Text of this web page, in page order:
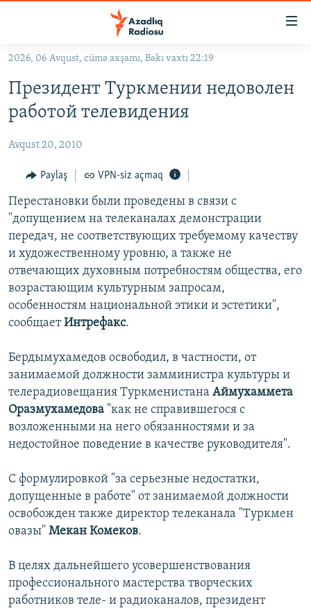
Əsas
qayıt
Əsas
naviqasiyaya
qayıt
#İZAHLA
KORRUPSIOMETR
#ƏSLINDƏ
FƏRQƏ BAX
QANUNI DOĞRU
ARAŞDIRMA
MULTIMEDIA
VIDEO
FOTOQALEREYA
İNFOQRAFIKA
RADIO ARXIV
OXU ZALI
AZƏRBAYCAN ƏDƏBIYYATI KITABXANASI
İZ - MƏDƏNIYYƏT PROQRAMI
HAQQIMIZDA
MISSIYAMIZ
PEŞƏ ETIKASI VƏ JURNALISTIKA STANDARTLARIMIZ
MATERIALLARIMIZDAN ISTIFADƏ
AZADLIQRADIOSU MOBIL TELEFONUNUZDA
BIZIMLƏ ƏLAQƏ
XƏBƏR BÜLLETENLƏRIMIZ
RFE/RL-in bütün saytları
2026, 06 Avqust, cümə axşamı, Bakı vaxtı 22:19
Президент Туркмении недоволен
работой телевидения
Avqust 20, 2010
Paylaş VPN-siz açmaq
Перестановки были проведены в связи с
"допущением на телеканалах демонстрации
передач, не соответствующих требуемому качеству
и художественному уровню, а также не
отвечающих духовным потребностям общества, его
возрастающим культурным запросам,
особенностям национальной этики и эстетики",
сообщаетИнтрефакс.
Бердымухамедов освободил, в частности, от
занимаемой должности замминистра культуры и
телерадиовещания Туркменистана Аймухаммета
Оразмухамедова "как не справившегося с
возложенными на него обязанностями и за
недостойное поведение в качестве руководителя".
С формулировкой "за серьезные недостатки,
допущенные в работе" от занимаемой должности
освобожден также директор телеканала "Туркмен
овазы" Мекан Комеков.
В целях дальнейшего усовершенствования
профессионального мастерства творческих
работников теле- и радиоканалов, президент